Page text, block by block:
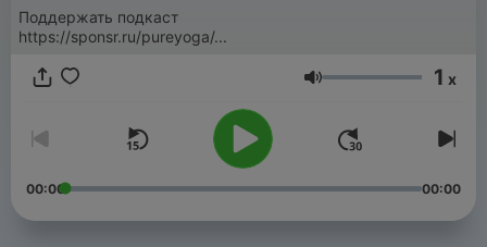
Поддержать подкаст
https://sponsr.ru/pureyoga/...
Сила на звука
1 x
00:00 00:00